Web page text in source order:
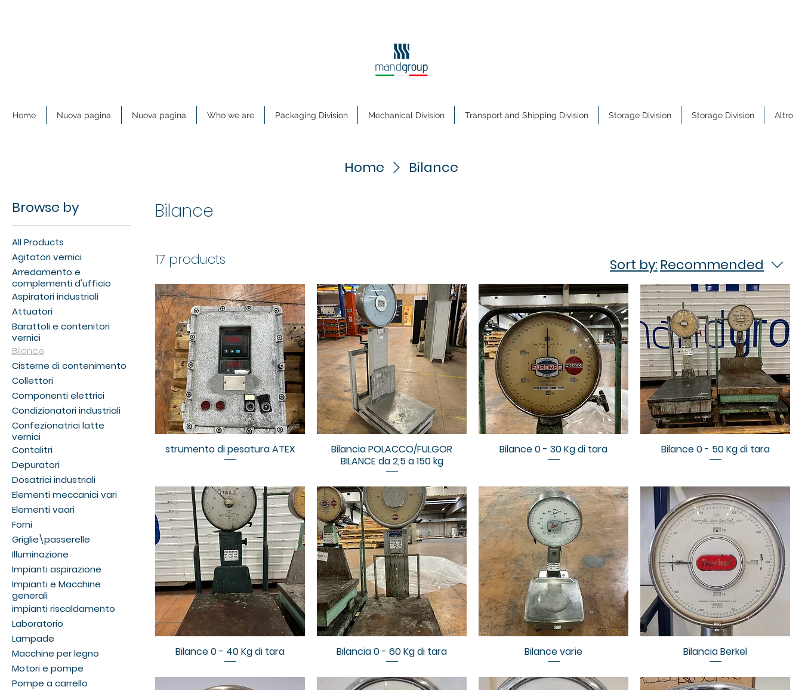
Home Nuova pagina Nuova pagina Who we are Packaging Division Mechanical Division Transport and Shipping Division Storage Division Storage Division Altro
Home Bilance
Browse by
All Products
Agitatori vernici
Arredamento e
complementi d'ufficio
Aspiratori industriali
Attuatori
Barattoli e contenitori
vernici
Bilance
Cisterne di contenimento
Collettori
Componenti elettrici
Condizionatori industriali
Confezionatrici latte
vernici
Contalitri
Depuratori
Dosatrici industriali
Elementi meccanici vari
Elementi vaari
Forni
Griglie\passerelle
Illuminazione
Impianti aspirazione
Impianti e Macchine
generali
impianti riscaldamento
Laboratorio
Lampade
Macchine per legno
Motori e pompe
Pompe a carrello
Bilance
17 products Sort by: Recommended
strumento di pesatura ATEX
Bilancia POLACCO/FULGOR
BILANCE da 2,5 a 150 kg
Bilance 0 - 30 Kg di tara Bilance 0 - 50 Kg di tara
Bilance 0 - 40 Kg di tara Bilancia 0 - 60 Kg di tara Bilance varie Bilancia Berkel